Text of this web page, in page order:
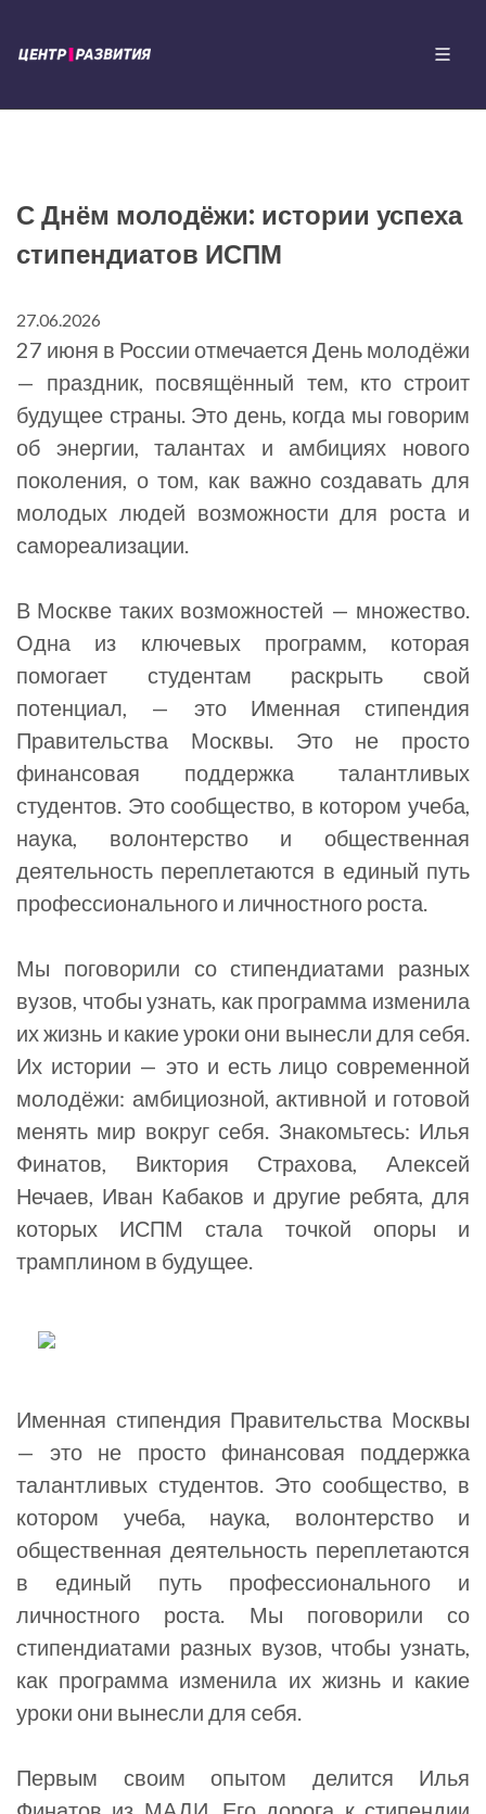
С Днём молодёжи: истории успеха
стипендиатов ИСПМ
27.06.2026
27 июня в России отмечается День молодёжи
— праздник, посвящённый тем, кто строит
будущее страны. Это день, когда мы говорим
об энергии, талантах и амбициях нового
поколения, о том, как важно создавать для
молодых людей возможности для роста и
самореализации.
В Москве таких возможностей — множество.
Одна из ключевых программ, которая
помогает студентам раскрыть свой
потенциал, — это Именная стипендия
Правительства Москвы. Это не просто
финансовая поддержка талантливых
студентов. Это сообщество, в котором учеба,
наука, волонтерство и общественная
деятельность переплетаются в единый путь
профессионального и личностного роста.
Мы поговорили со стипендиатами разных
вузов, чтобы узнать, как программа изменила
их жизнь и какие уроки они вынесли для себя.
Их истории — это и есть лицо современной
молодёжи: амбициозной, активной и готовой
менять мир вокруг себя. Знакомьтесь: Илья
Финатов, Виктория Страхова, Алексей
Нечаев, Иван Кабаков и другие ребята, для
которых ИСПМ стала точкой опоры и
трамплином в будущее.
Именная стипендия Правительства Москвы
— это не просто финансовая поддержка
талантливых студентов. Это сообщество, в
котором учеба, наука, волонтерство и
общественная деятельность переплетаются
в единый путь профессионального и
личностного роста. Мы поговорили со
стипендиатами разных вузов, чтобы узнать,
как программа изменила их жизнь и какие
уроки они вынесли для себя.
Первым своим опытом делится Илья